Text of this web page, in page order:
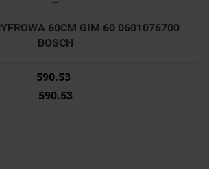
60CM GIM 60 0601076700
BOSCH
590.53
590.53